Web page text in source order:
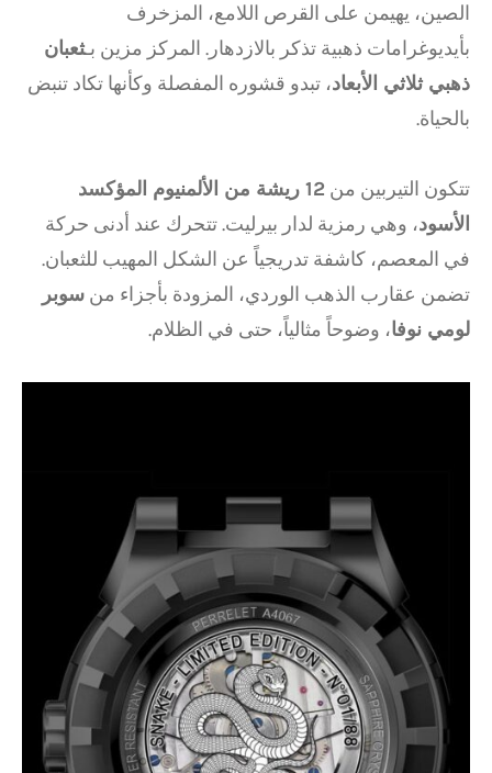
الصين، يهيمن على القرص اللامع، المزخرف
بأيديوغرامات ذهبية تذكر بالازدهار. المركز مزين بـثعبان
ذهبي ثلاثي الأبعاد، تبدو قشوره المفصلة وكأنها تكاد تنبض
بالحياة.
تتكون التيربين من
12 ريشة من الألمنيوم المؤكسد
الأسود، وهي رمزية لدار بيرليت. تتحرك عند أدنى حركة
في المعصم، كاشفة تدريجياً عن الشكل المهيب للثعبان.
تضمن عقارب الذهب الوردي، المزودة بأجزاء من سوبر
لومي نوفا، وضوحاً مثالياً، حتى في الظلام.